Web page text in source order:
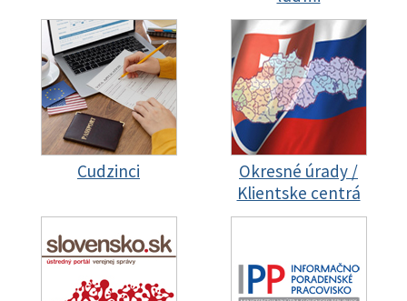
Cudzinci
Okresné úrady /
Klientske centrá